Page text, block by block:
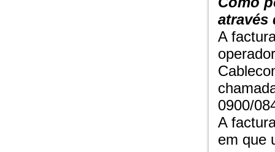
através
A
0900/
A
em que